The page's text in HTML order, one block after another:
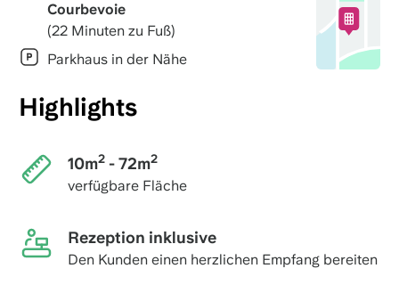
Courbevoie
(22 Minuten zu Fuß)
Parkhaus in der Nähe
Highlights
10m2- 72m2
verfügbare Fläche
Rezeption inklusive
Den Kunden einen herzlichen Empfang bereiten